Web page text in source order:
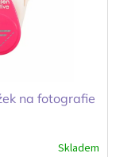
na fotografie
Skladem